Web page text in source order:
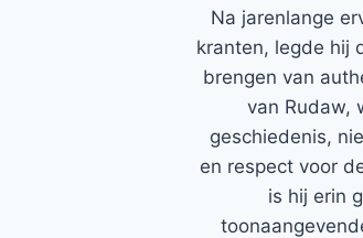
Na jarenlange
kranten, legde hij
brengen van
van Rudaw,
geschiedenis,
en respect voor
is hij erin